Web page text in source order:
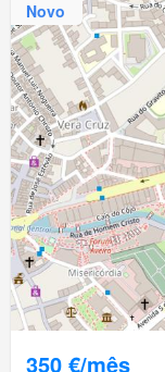
Novo
350 €/mês